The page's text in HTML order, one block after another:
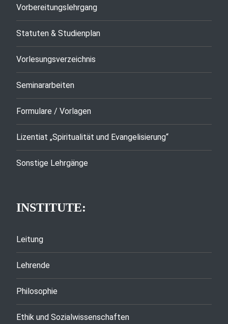
Vorbereitungslehrgang
Statuten & Studienplan
Vorlesungsverzeichnis
Seminararbeiten
Formulare / Vorlagen
Lizentiat „Spiritualität und Evangelisierung“
Sonstige Lehrgänge
INSTITUTE:
Leitung
Lehrende
Philosophie
Ethik und Sozialwissenschaften